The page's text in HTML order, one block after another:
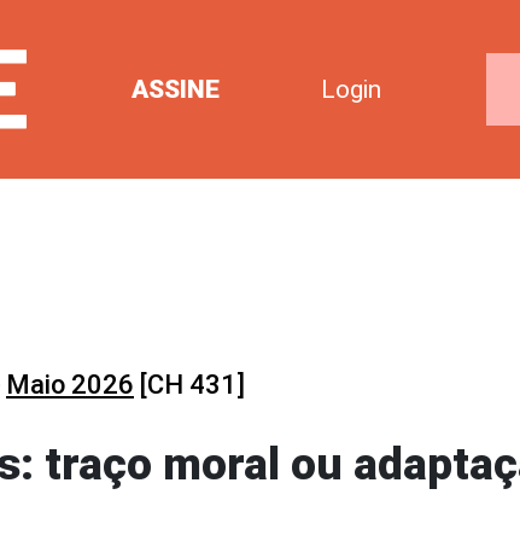
ASSINE Login
Maio 2026 [CH 431]
traço moral ou